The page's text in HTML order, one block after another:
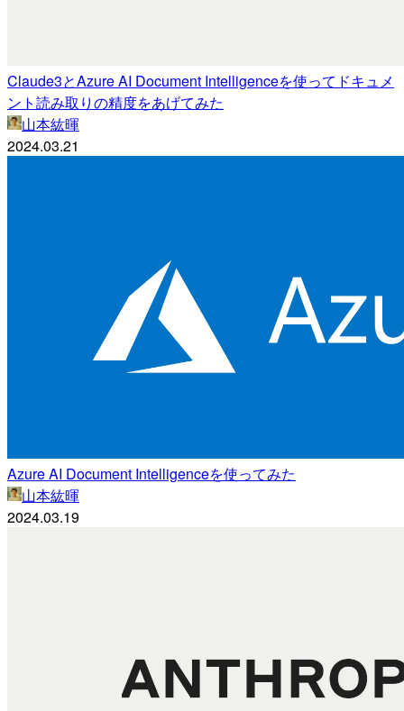
Claude3とAzure AI Document Intelligenceを使ってドキュメ
ント読み取りの精度をあげてみた
山本紘暉
2024.03.21
Azure AI Document Intelligenceを使ってみた
山本紘暉
2024.03.19